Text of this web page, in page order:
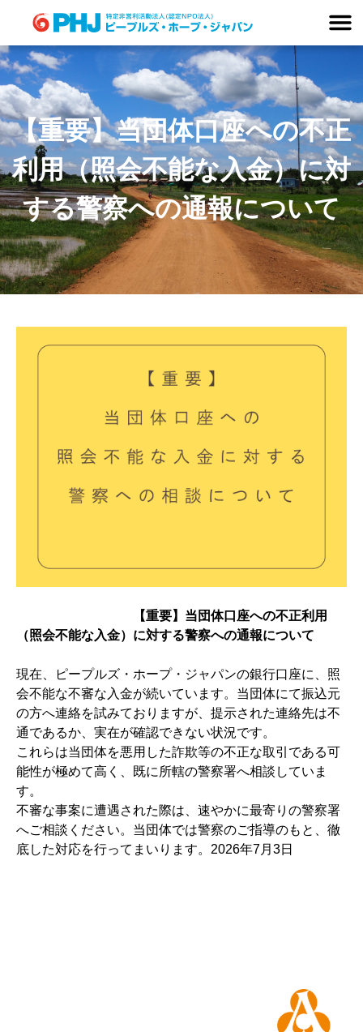
content
【重要】当団体口座への不正
利用（照会不能な入金）に対
する警察への通報について
【重要】当団体口座への不正利用
（照会不能な入金）に対する警察への通報について
現在、ピープルズ・ホープ・ジャパンの銀行口座に、照
会不能な不審な入金が続いています。当団体にて振込元
の方へ連絡を試みておりますが、提示された連絡先は不
通であるか、実在が確認できない状況です。
これらは当団体を悪用した詐欺等の不正な取引である可
能性が極めて高く、既に所轄の警察署へ相談していま
す。
不審な事案に遭遇された際は、速やかに最寄りの警察署
へご相談ください。当団体では警察のご指導のもと、徹
底した対応を行ってまいります。2026年7月3日